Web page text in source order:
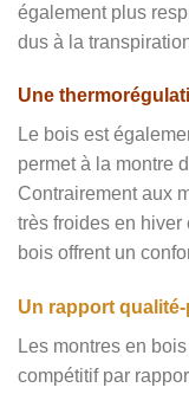
également plus
dus à la
Une
Le bois est
permet à la montre
Contrairement aux
très froides en hiver
bois offrent un
Un rapport
Les montres en
compétitif par